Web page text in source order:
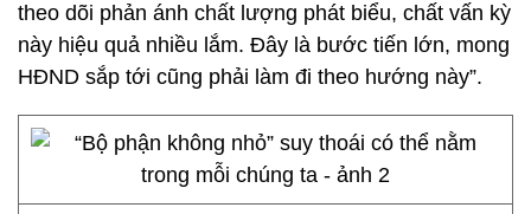
theo dõi phản ánh chất lượng phát biểu, chất vấn kỳ
này hiệu quả nhiều lắm. Đây là bước tiến lớn, mong
HĐND sắp tới cũng phải làm đi theo hướng này”.